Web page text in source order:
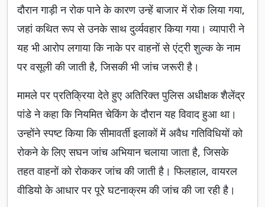
दौरान गाड़ी न रोक पाने के कारण उन्हें बाजार में रोक लिया गया,
जहां कथित रूप से उनके साथ दुर्व्यवहार किया गया। व्यापारी ने
यह भी आरोप लगाया कि नाके पर वाहनों से एंट्री शुल्क के नाम
पर वसूली की जाती है, जिसकी भी जांच जरूरी है।
मामले पर प्रतिक्रिया देते हुए अतिरिक्त पुलिस अधीक्षक शैलेंद्र
पांडे ने कहा कि नियमित चेकिंग के दौरान यह विवाद हुआ था।
उन्होंने स्पष्ट किया कि सीमावर्ती इलाकों में अवैध गतिविधियों को
रोकने के लिए सघन जांच अभियान चलाया जाता है, जिसके
तहत वाहनों को रोककर जांच की जाती है। फिलहाल, वायरल
वीडियो के आधार पर पूरे घटनाक्रम की जांच की जा रही है।